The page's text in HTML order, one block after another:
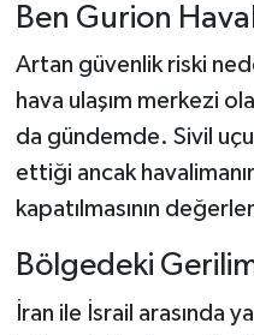
Ben Gurion
Artan güvenlik riski
hava ulaşım merkezi
da gündemde. Sivil
ettiği ancak
kapatılmasının
Bölgedeki
İran ile İsrail arasında